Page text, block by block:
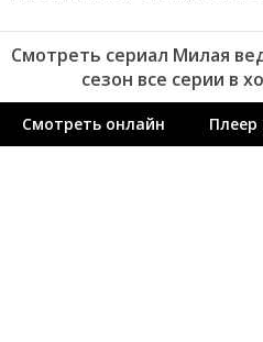
Смотреть сериал Милая
сезон все серии в
Смотреть онлайн Плеер